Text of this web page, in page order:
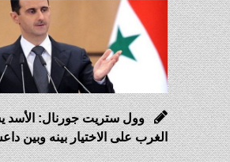
وول ستريت جورنال: الأسد يسعى
الغرب على الاختيار بينه وبين داعش